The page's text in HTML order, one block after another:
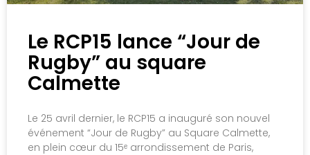
Le RCP15 lance “Jour de
Rugby” au square
Calmette
Le 25 avril dernier, le RCP15 a inauguré son nouvel
événement “Jour de Rugby” au Square Calmette,
en plein cœur du 15ᵉ arrondissement de Paris,